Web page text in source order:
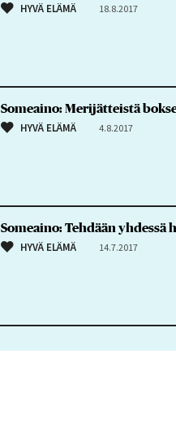
HYVÄ ELÄMÄ 18.8.2017
Someaino: Merijätteistä
HYVÄ ELÄMÄ 4.8.2017
Someaino: Tehdään yhdessä
HYVÄ ELÄMÄ 14.7.2017